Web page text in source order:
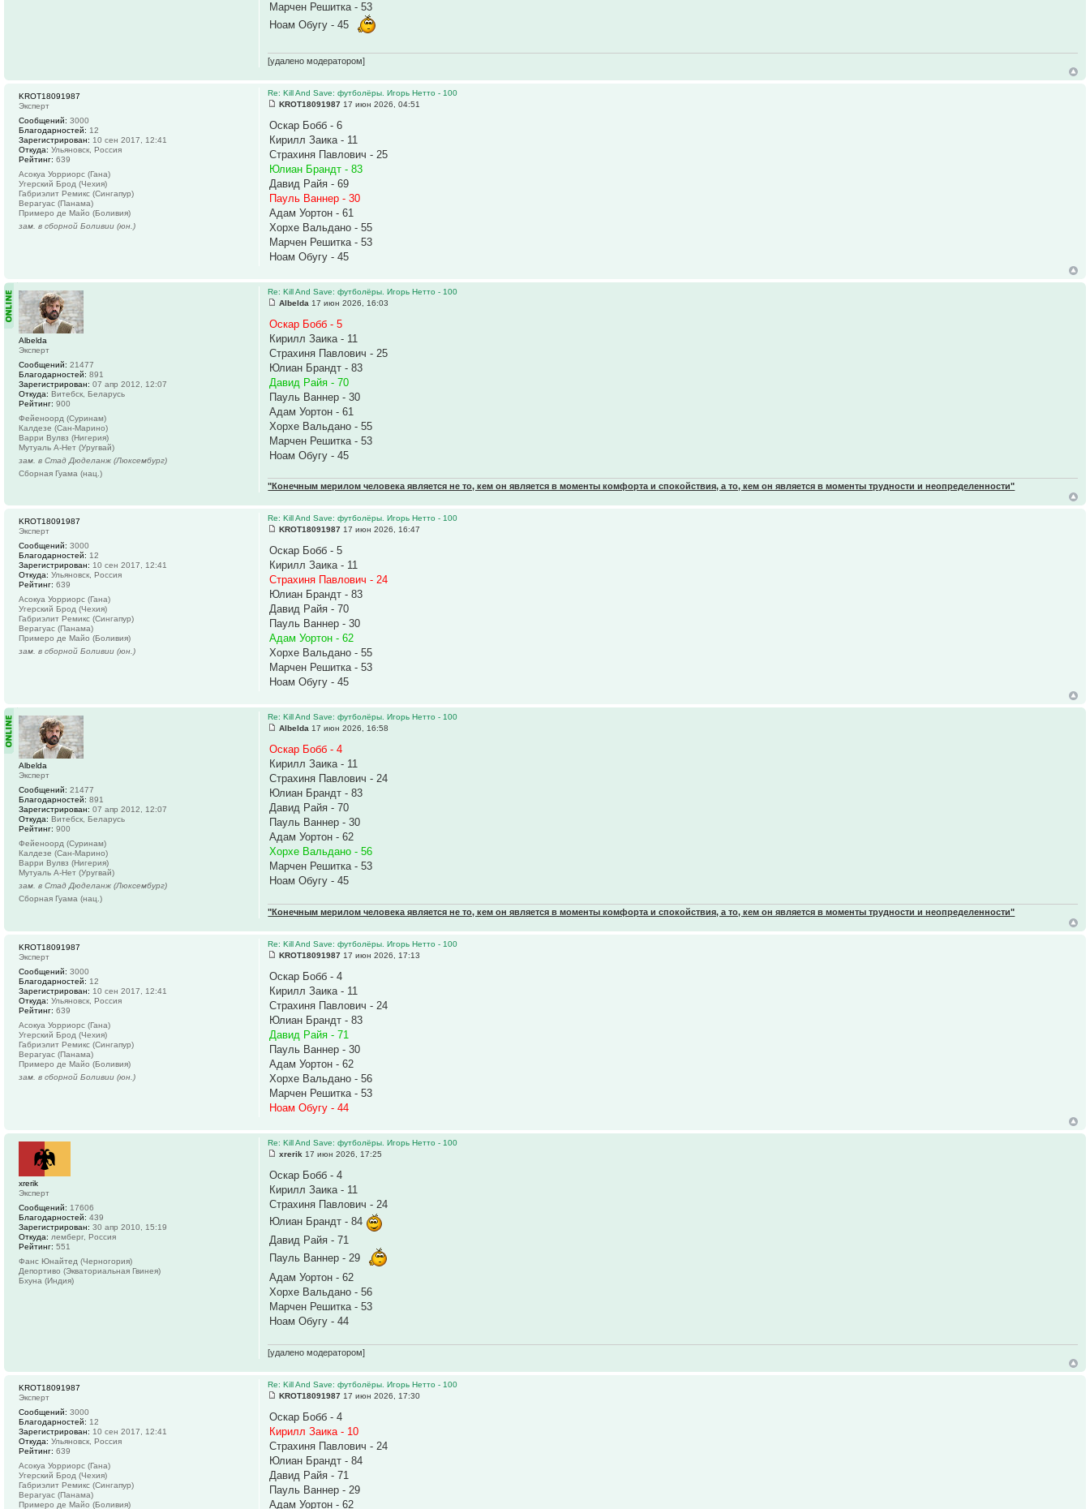
Марчен Решитка - 53
Ноам Обугу - 45
[удалено модератором]
Re: Kill And Save: футболёры. Игорь Нетто - 100
KROT18091987 17 июн 2026, 04:51
Оскар Бобб - 6
Кирилл Заика - 11
Страхиня Павлович - 25
Юлиан Брандт - 83
Давид Райя - 69
Пауль Ваннер - 30
Адам Уортон - 61
Хорхе Вальдано - 55
Марчен Решитка - 53
Ноам Обугу - 45
KROT18091987
Эксперт
Сообщений: 3000
Благодарностей: 12
Зарегистрирован: 10 сен 2017, 12:41
Откуда: Ульяновск, Россия
Рейтинг: 639
Асокуа Уорриорс (Гана)
Угерский Брод (Чехия)
Габриэлит Ремикс (Сингапур)
Верагуас (Панама)
Примеро де Майо (Боливия)
зам. в сборной Боливии (юн.)
Re: Kill And Save: футболёры. Игорь Нетто - 100
Albelda 17 июн 2026, 16:03
Оскар Бобб - 5
Кирилл Заика - 11
Страхиня Павлович - 25
Юлиан Брандт - 83
Давид Райя - 70
Пауль Ваннер - 30
Адам Уортон - 61
Хорхе Вальдано - 55
Марчен Решитка - 53
Ноам Обугу - 45
"Конечным мерилом человека является не то, кем он является в моменты комфорта и спокойствия, а то, кем он является в моменты трудности и неопределенности"
Albelda
Эксперт
Сообщений: 21477
Благодарностей: 891
Зарегистрирован: 07 апр 2012, 12:07
Откуда: Витебск, Беларусь
Рейтинг: 900
Фейеноорд (Суринам)
Калдезе (Сан-Марино)
Варри Вулвз (Нигерия)
Мутуаль А-Нет (Уругвай)
зам. в Стад Дюделанж (Люксембург)
Сборная Гуама (нац.)
Re: Kill And Save: футболёры. Игорь Нетто - 100
KROT18091987 17 июн 2026, 16:47
Оскар Бобб - 5
Кирилл Заика - 11
Страхиня Павлович - 24
Юлиан Брандт - 83
Давид Райя - 70
Пауль Ваннер - 30
Адам Уортон - 62
Хорхе Вальдано - 55
Марчен Решитка - 53
Ноам Обугу - 45
KROT18091987
Эксперт
Сообщений: 3000
Благодарностей: 12
Зарегистрирован: 10 сен 2017, 12:41
Откуда: Ульяновск, Россия
Рейтинг: 639
Асокуа Уорриорс (Гана)
Угерский Брод (Чехия)
Габриэлит Ремикс (Сингапур)
Верагуас (Панама)
Примеро де Майо (Боливия)
зам. в сборной Боливии (юн.)
Re: Kill And Save: футболёры. Игорь Нетто - 100
Albelda 17 июн 2026, 16:58
Оскар Бобб - 4
Кирилл Заика - 11
Страхиня Павлович - 24
Юлиан Брандт - 83
Давид Райя - 70
Пауль Ваннер - 30
Адам Уортон - 62
Хорхе Вальдано - 56
Марчен Решитка - 53
Ноам Обугу - 45
"Конечным мерилом человека является не то, кем он является в моменты комфорта и спокойствия, а то, кем он является в моменты трудности и неопределенности"
Albelda
Эксперт
Сообщений: 21477
Благодарностей: 891
Зарегистрирован: 07 апр 2012, 12:07
Откуда: Витебск, Беларусь
Рейтинг: 900
Фейеноорд (Суринам)
Калдезе (Сан-Марино)
Варри Вулвз (Нигерия)
Мутуаль А-Нет (Уругвай)
зам. в Стад Дюделанж (Люксембург)
Сборная Гуама (нац.)
Re: Kill And Save: футболёры. Игорь Нетто - 100
KROT18091987 17 июн 2026, 17:13
Оскар Бобб - 4
Кирилл Заика - 11
Страхиня Павлович - 24
Юлиан Брандт - 83
Давид Райя - 71
Пауль Ваннер - 30
Адам Уортон - 62
Хорхе Вальдано - 56
Марчен Решитка - 53
Ноам Обугу - 44
KROT18091987
Эксперт
Сообщений: 3000
Благодарностей: 12
Зарегистрирован: 10 сен 2017, 12:41
Откуда: Ульяновск, Россия
Рейтинг: 639
Асокуа Уорриорс (Гана)
Угерский Брод (Чехия)
Габриэлит Ремикс (Сингапур)
Верагуас (Панама)
Примеро де Майо (Боливия)
зам. в сборной Боливии (юн.)
Re: Kill And Save: футболёры. Игорь Нетто - 100
xrerik 17 июн 2026, 17:25
Оскар Бобб - 4
Кирилл Заика - 11
Страхиня Павлович - 24
Юлиан Брандт - 84
Давид Райя - 71
Пауль Ваннер - 29
Адам Уортон - 62
Хорхе Вальдано - 56
Марчен Решитка - 53
Ноам Обугу - 44
[удалено модератором]
xrerik
Эксперт
Сообщений: 17606
Благодарностей: 439
Зарегистрирован: 30 апр 2010, 15:19
Откуда: лемберг, Россия
Рейтинг: 551
Фанс Юнайтед (Черногория)
Депортиво (Экваториальная Гвинея)
Бхуна (Индия)
Re: Kill And Save: футболёры. Игорь Нетто - 100
KROT18091987 17 июн 2026, 17:30
Оскар Бобб - 4
Кирилл Заика - 10
Страхиня Павлович - 24
Юлиан Брандт - 84
Давид Райя - 71
Пауль Ваннер - 29
Адам Уортон - 62
KROT18091987
Эксперт
Сообщений: 3000
Благодарностей: 12
Зарегистрирован: 10 сен 2017, 12:41
Откуда: Ульяновск, Россия
Рейтинг: 639
Асокуа Уорриорс (Гана)
Угерский Брод (Чехия)
Габриэлит Ремикс (Сингапур)
Верагуас (Панама)
Примеро де Майо (Боливия)